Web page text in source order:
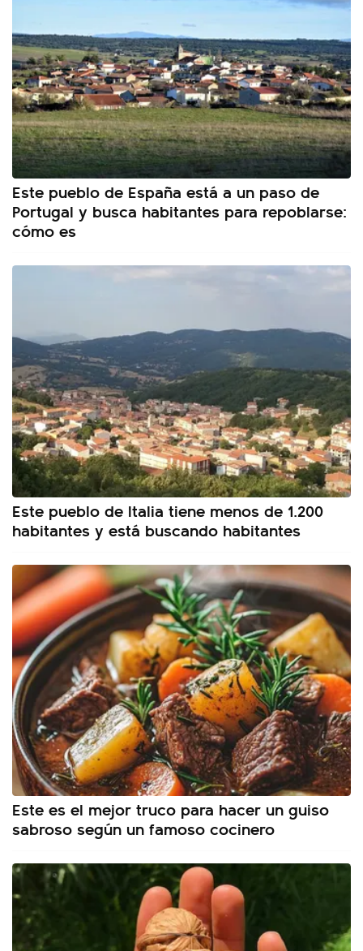
Este pueblo de España está a un paso de
Portugal y busca habitantes para repoblarse:
cómo es
Este pueblo de Italia tiene menos de 1.200
habitantes y está buscando habitantes
Este es el mejor truco para hacer un guiso
sabroso según un famoso cocinero